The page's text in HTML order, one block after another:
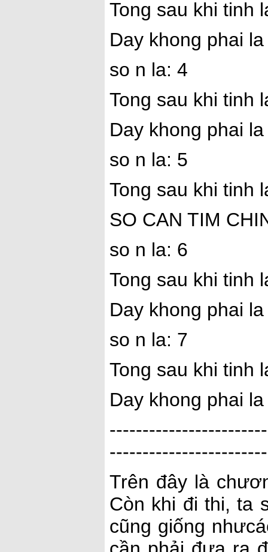
Tong sau khi tinh
Day khong phai
so n la: 4
Tong sau khi tinh
Day khong phai
so n la: 5
Tong sau khi tinh
SO CAN TIM
so n la: 6
Tong sau khi tinh
Day khong phai
so n la: 7
Tong sau khi tinh
Day khong phai
Trên đây là
Còn khi đi thi, ta
cũng giống